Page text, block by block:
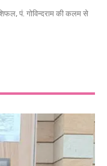
पं. गोविन्दराम की कलम से